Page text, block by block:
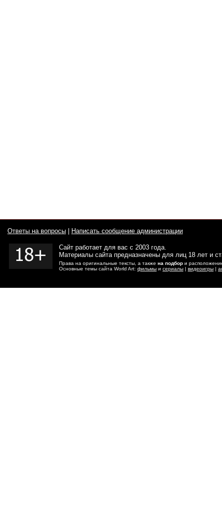
Ответы на вопросы Написать сообщение администрации
Сайт работает для вас с 2003 года.
Материалы сайта предназначены для лиц 18 лет и
Права на оригинальные тексты, а также на подбор и
Основные темы сайта World Art: фильмы и сериалы | видеоигры |